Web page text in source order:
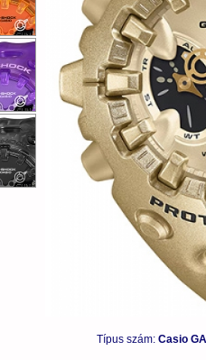
Típus szám: Casio